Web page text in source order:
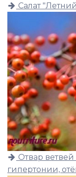
Салат
Отвар
гипертонии,